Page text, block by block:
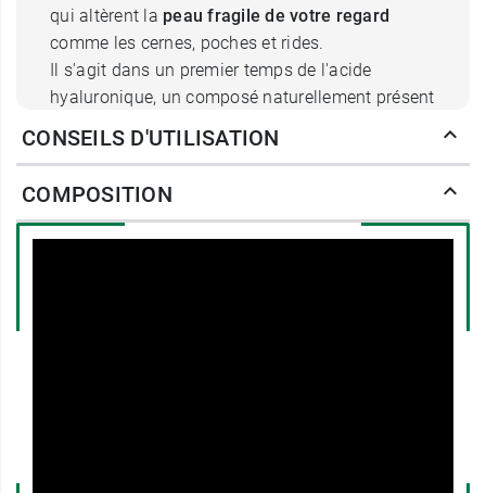
qui altèrent la peau fragile de votre regard
comme les cernes, poches et rides.
Il s'agit dans un premier temps de l'acide
hyaluronique, un composé naturellement présent
dans la peau, mais dont la production se ralentit
avec l'âge. Et pourtant, son rôle anti âge est
de la peau afin de renforcer la barrière lipidique
et l'étanchéité de la peau contre le
CONSEILS D'UTILISATION
COMPOSITION